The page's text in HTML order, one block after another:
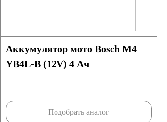
Аккумулятор мото Bosch М4
YB4L-B (12V) 4 Ач
Подобрать аналог